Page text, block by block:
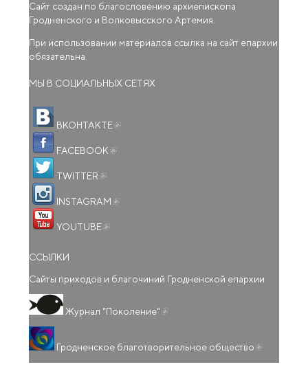
Сайт создан по благословению архиепископа
Гродненского и Волковысского Артемия.
При использовании материалов ссылка на сайт епархии
обязательна.
МЫ В СОЦИАЛЬНЫХ СЕТЯХ
ВКОНТАКТЕ
FACEBOOK
TWITTER
INSTAGRAM
YOUTUBE
ССЫЛКИ
Сайты приходов и благочиний Гродненской епархии
Журнал "Поколение"
Гродненское благотворительное общество ссылка)